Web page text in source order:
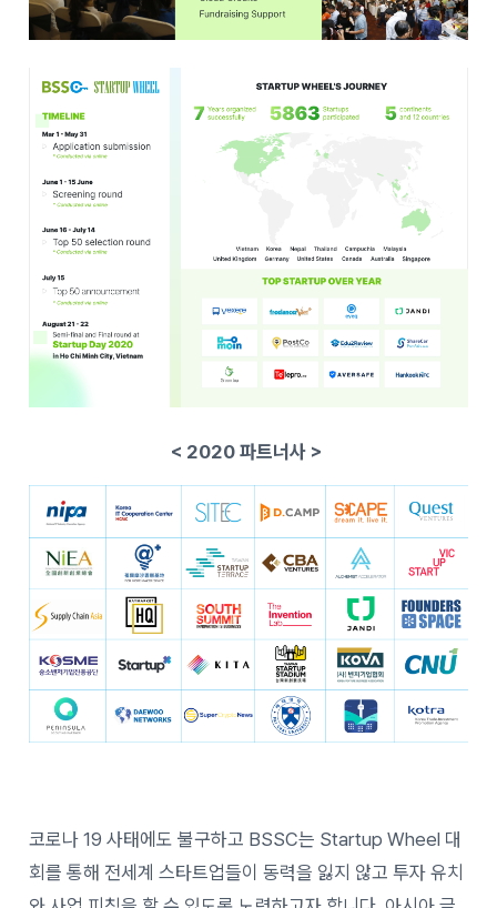
< 2020 파트너사 >
코로나 19 사태에도 불구하고 BSSC는 Startup Wheel 대
회를 통해 전세계 스타트업들이 동력을 잃지 않고 투자 유치